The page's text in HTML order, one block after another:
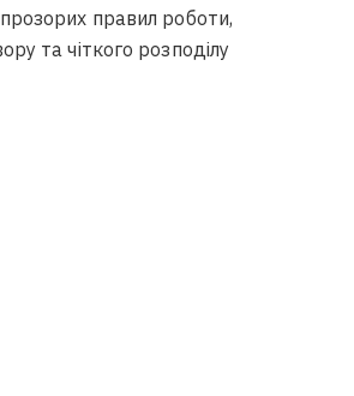
правил роботи,
та чіткого розподілу